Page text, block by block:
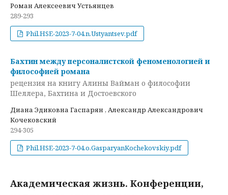
Роман Алексеевич Устьянцев
289-293
Phil.HSE-2023-7-04.n.Ustyantsev.pdf
Бахтин между персоналистской феноменологией и
философией романа
рецензия на книгу Алины Вайман о философии
Шеллера, Бахтина и Достоевского
Диана Эдиковна Гаспарян , Александр Александрович
Кочековский
294-305
Phil.HSE-2023-7-04.o.GasparyanKochekovskiy.pdf
Академическая жизнь. Конференции,